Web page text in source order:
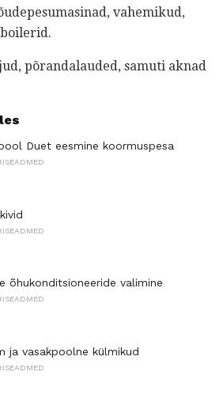
vahemikud,
põrandalauded, samuti aknad
Duet eesmine koormuspesa
õhukonditsioneeride valimine
ja vasakpoolne külmikud